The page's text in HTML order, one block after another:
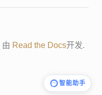
由 Read the Docs开发.
智能助手